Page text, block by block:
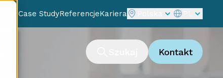
BlogCase StudyReferencjeKariera
Kontakt